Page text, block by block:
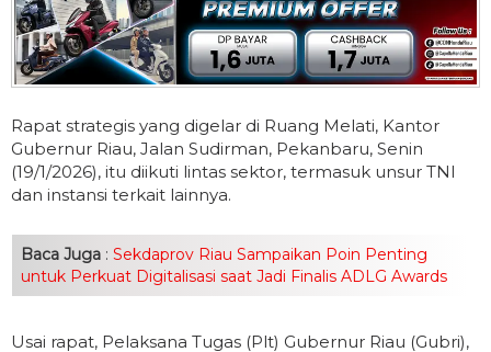
Rapat strategis yang digelar di Ruang Melati, Kantor
Gubernur Riau, Jalan Sudirman, Pekanbaru, Senin
(19/1/2026), itu diikuti lintas sektor, termasuk unsur TNI
dan instansi terkait lainnya.
Baca Juga : Sekdaprov Riau Sampaikan Poin Penting
untuk Perkuat Digitalisasi saat Jadi Finalis ADLG Awards
Usai rapat, Pelaksana Tugas (Plt) Gubernur Riau (Gubri),